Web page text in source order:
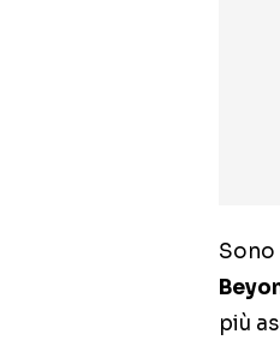
Sono
più